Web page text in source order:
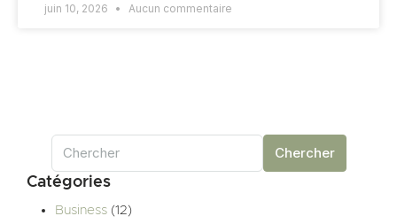
juin 10, 2026 Aucun commentaire
Chercher
Catégories
Business (12)